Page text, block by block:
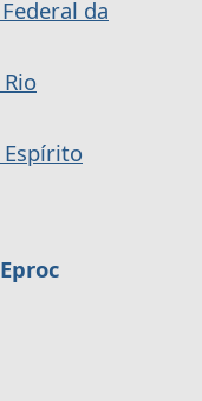
da
Espírito